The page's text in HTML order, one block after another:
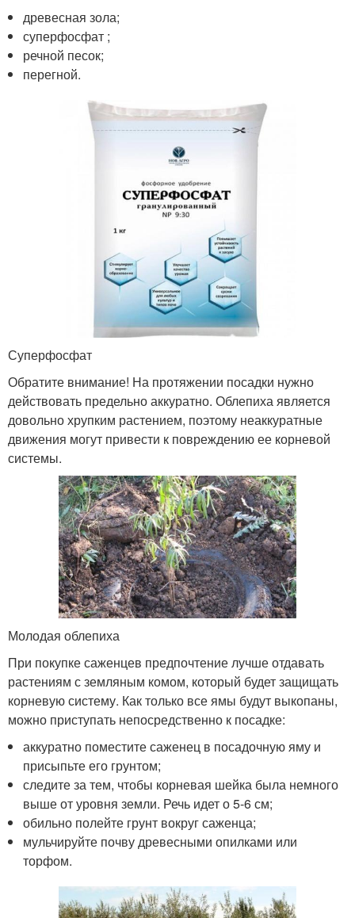
древесная зола;
суперфосфат ;
речной песок;
перегной.
Суперфосфат
Обратите внимание! На протяжении посадки нужно
действовать предельно аккуратно. Облепиха является
довольно хрупким растением, поэтому неаккуратные
движения могут привести к повреждению ее корневой
системы.
Молодая облепиха
При покупке саженцев предпочтение лучше отдавать
растениям с земляным комом, который будет защищать
корневую систему. Как только все ямы будут выкопаны,
можно приступать непосредственно к посадке:
аккуратно поместите саженец в посадочную яму и
присыпьте его грунтом;
следите за тем, чтобы корневая шейка была немного
выше от уровня земли. Речь идет о 5-6 см;
обильно полейте грунт вокруг саженца;
мульчируйте почву древесными опилками или
торфом.